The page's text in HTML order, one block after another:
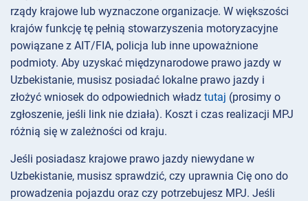
rządy krajowe lub wyznaczone organizacje. W większości
krajów funkcję tę pełnią stowarzyszenia motoryzacyjne
powiązane z AIT/FIA, policja lub inne upoważnione
podmioty. Aby uzyskać międzynarodowe prawo jazdy w
Uzbekistanie, musisz posiadać lokalne prawo jazdy i
złożyć wniosek do odpowiednich władz tutaj (prosimy o
zgłoszenie, jeśli link nie działa). Koszt i czas realizacji MPJ
różnią się w zależności od kraju.
Jeśli posiadasz krajowe prawo jazdy niewydane w
Uzbekistanie, musisz sprawdzić, czy uprawnia Cię ono do
prowadzenia pojazdu oraz czy potrzebujesz MPJ. Jeśli